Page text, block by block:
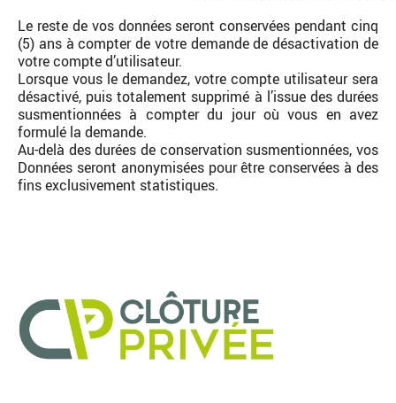
Le reste de vos données seront conservées pendant cinq
(5) ans à compter de votre demande de désactivation de
votre compte d’utilisateur.
Lorsque vous le demandez, votre compte utilisateur sera
désactivé, puis totalement supprimé à l’issue des durées
susmentionnées à compter du jour où vous en avez
formulé la demande.
Au-delà des durées de conservation susmentionnées, vos
Données seront anonymisées pour être conservées à des
fins exclusivement statistiques.